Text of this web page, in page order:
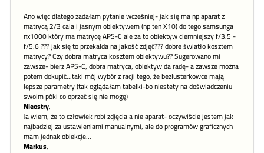
Ano więc dlatego zadałam pytanie wcześniej- jak się ma np aparat z
matrycą 2/3 cala i jasnym obiektywem (np ten X10) do tego samsunga
nx1000 który ma matrycę APS-C ale za to obiektyw ciemniejszy f/3.5 -
f/5.6 ??? jak się to przekalda na jakość zdjęć??? dobre światło kosztem
matrycy? Czy dobra matryca kosztem obiektywu?? Sugerowano mi
zawsze- bierz APS-C, dobra matryca, obiektyw da radę- a zawsze można
potem dokupić...taki mój wybór z racji tego, że bezlusterkowce mają
lepsze parametry (tak oglądałam tabelki-bo niestety na doświadczeniu
swoim póki co oprzeć się nie mogę)
Nieostry,
Ja wiem, że to człowiek robi zdjęcia a nie aparat- oczywiście jestem jak
najbadziej za ustawieniami manualnymi, ale do programów graficznych
mam jednak obiekcje...
Markus,